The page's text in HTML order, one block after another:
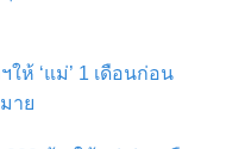
ให้ ‘แม่’ 1 เดือนก่อน
าย